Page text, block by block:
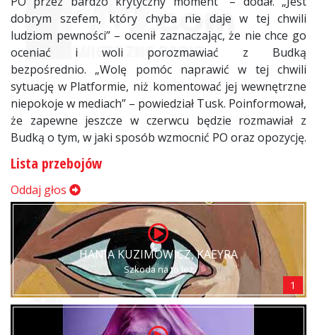
dobrym szefem, który chyba nie daje w tej chwili
ludziom pewności” – ocenił zaznaczając, że nie chce go
oceniać i woli porozmawiać z Budką
bezpośrednio. „Wolę pomóc naprawić w tej chwili
sytuację w Platformie, niż komentować jej wewnętrzne
niepokoje w mediach” – powiedział Tusk. Poinformował,
że zapewne jeszcze w czerwcu będzie rozmawiał z
Budką o tym, w jaki sposób wzmocnić PO oraz opozycję.
Lista przebojów
Oddaj głos
HANIA KUZIMOWICZ, KAEYRA
Szkoda na to łez
1